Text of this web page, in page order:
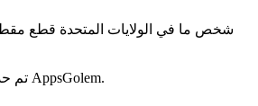
شخص ما في الولايات المتحدة قطع مقطعا مدته
تم حذف 198417 المقاطع مع AppsGolem.